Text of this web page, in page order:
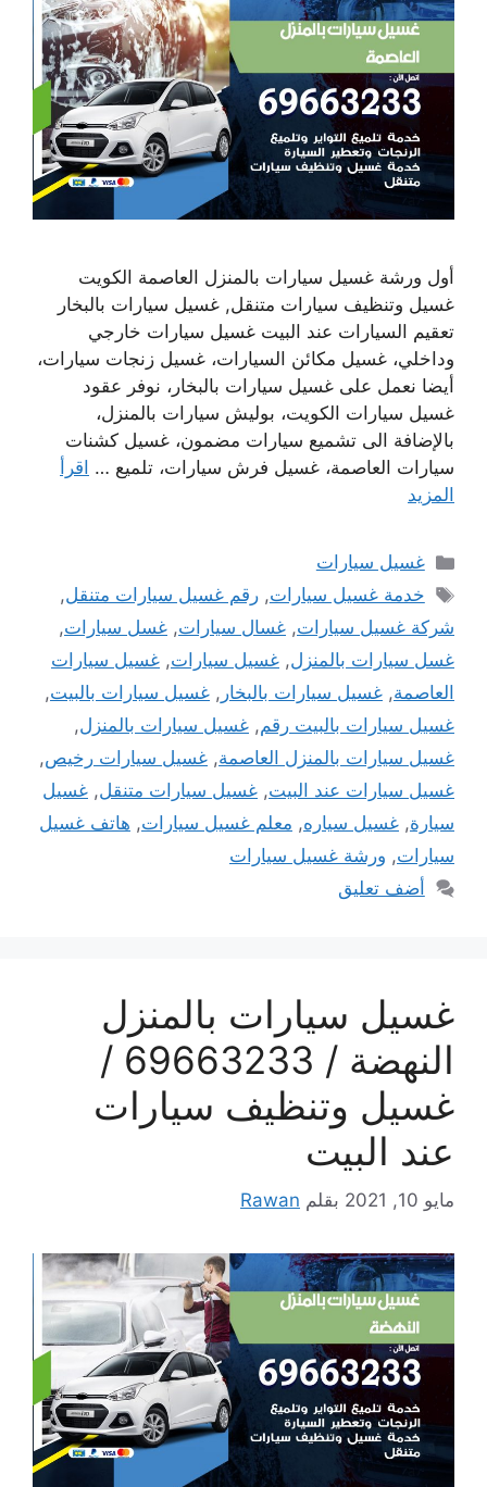
أول ورشة غسيل سيارات بالمنزل العاصمة الكويت
غسيل وتنظيف سيارات متنقل, غسيل سيارات بالبخار
تعقيم السيارات عند البيت غسيل سيارات خارجي
وداخلي، غسيل مكائن السيارات، غسيل زنجات سيارات،
أيضا نعمل على غسيل سيارات بالبخار، نوفر عقود
غسيل سيارات الكويت، بوليش سيارات بالمنزل،
بالإضافة الى تشميع سيارات مضمون، غسيل كشنات
سيارات العاصمة، غسيل فرش سيارات، تلميع … اقرأ
المزيد
التصنيفات
غسيل سيارات
الوسوم
خدمة غسيل سيارات,رقم غسيل سيارات متنقل,
شركة غسيل سيارات, غسال سيارات, غسل سيارات,
غسل سيارات بالمنزل, غسيل سيارات, غسيل سيارات
العاصمة, غسيل سيارات بالبخار , غسيل سيارات بالبيت,
غسيل سيارات بالبيت رقم, غسيل سيارات بالمنزل,
غسيل سيارات بالمنزل العاصمة, غسيل سيارات رخيص,
غسيل سيارات عند البيت, غسيل سيارات متنقل, غسيل
سيارة, غسيل سياره, معلم غسيل سيارات, هاتف غسيل
سيارات, ورشة غسيل سيارات
أضف تعليق
غسيل سيارات بالمنزل
النهضة / 69663233 /
غسيل وتنظيف سيارات
عند البيت
مايو 10, 2021 بقلم Rawan